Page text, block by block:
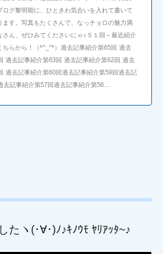
ログ黎明期に、ひときわ気合いを入れて書いて
ます。写真もたくさんで、なっチョロの魅力満
さん、ぜひみてくださいにゃ♪５１回～最近紹介
ちらから！（*^_^*）過去記事紹介第65回 過去
過去記事紹介第63回 過去記事紹介第62回 過去
過去記事紹介第60回過去記事紹介第59回過去記
去記事紹介第57回過去記事紹介第56...
ヽ(･∀･)ﾉ♪ｷﾉｳﾓ ﾔﾘｱｯﾀ~♪